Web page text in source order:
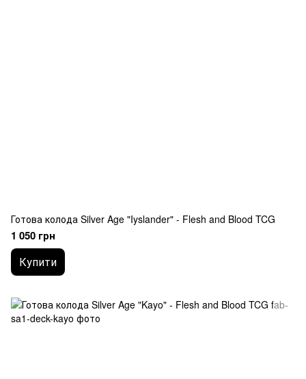
Готова колода Silver Age "Iyslander" - Flesh and Blood TCG
1 050 грн
Купити